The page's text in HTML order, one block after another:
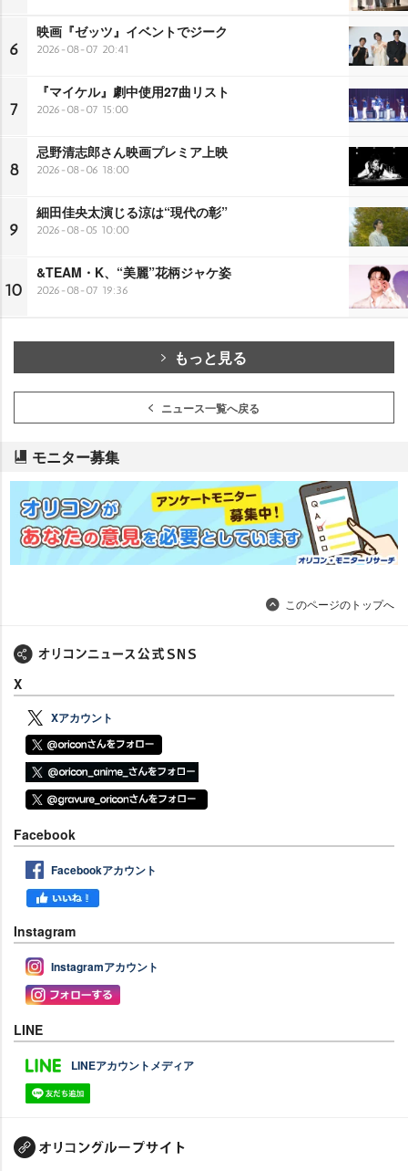
6
映画『ゼッツ』イベントでジーク
2026-08-07 20:41
7
『マイケル』劇中使用27曲リスト
2026-08-07 15:00
8
忌野清志郎さん映画プレミア上映
2026-08-06 18:00
9
細田佳央太演じる涼は“現代の彰”
2026-08-05 10:00
10
&TEAM・K、“美麗”花柄ジャケ姿
2026-08-07 19:36
もっと見る
ニュース一覧へ戻る
モニター募集
このページのトップへ
X
Xアカウント
Facebook
Facebookアカウント
Instagram
Instagramアカウント
LINE
LINEアカウントメディア